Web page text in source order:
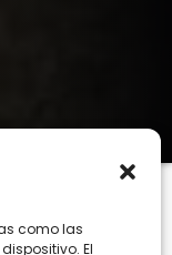
como las
El